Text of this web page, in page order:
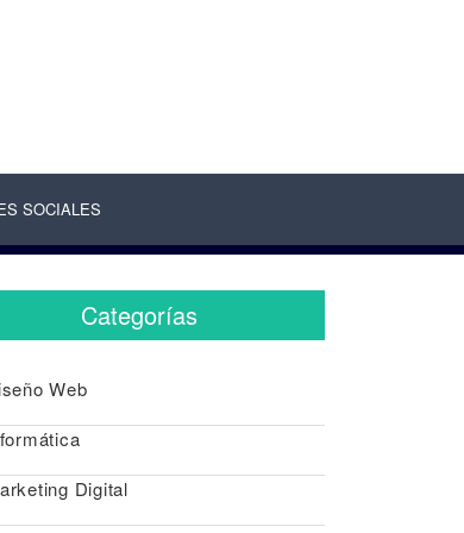
SOCIALES
Categorías
Web
Digital